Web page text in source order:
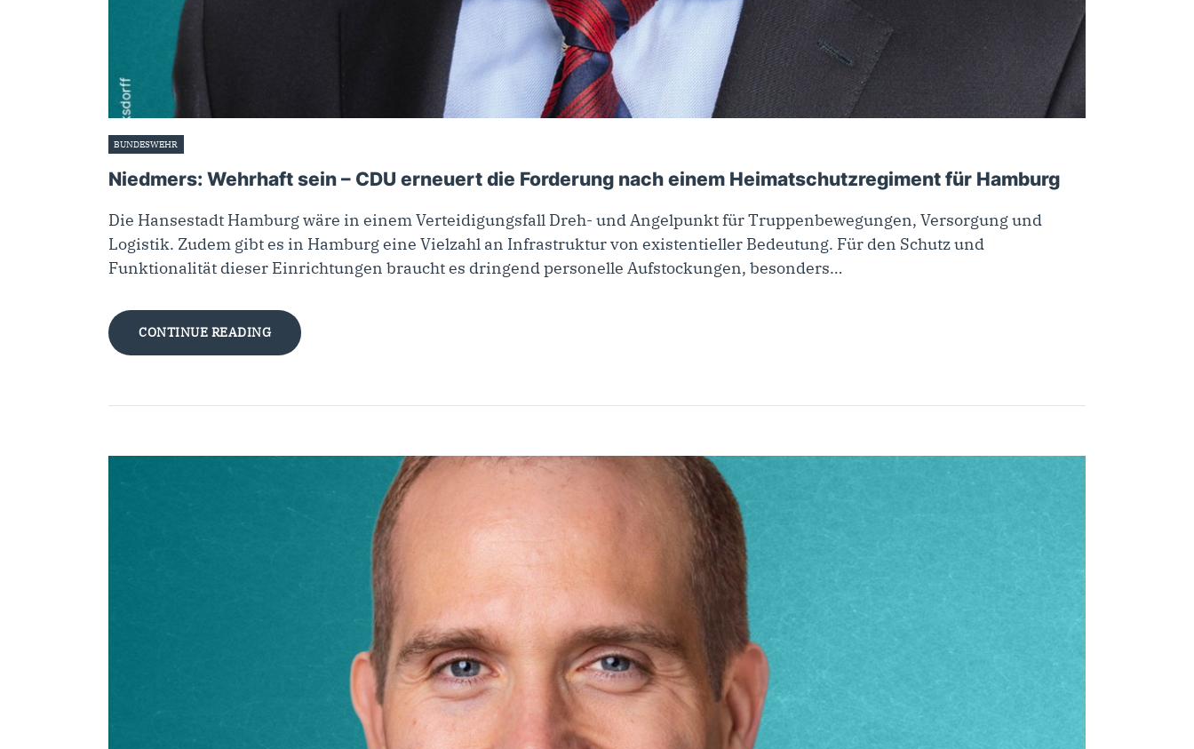
BUNDESWEHR
Niedmers: Wehrhaft sein – CDU erneuert die Forderung nach einem Heimatschutzregiment für Hamburg
Die Hansestadt Hamburg wäre in einem Verteidigungsfall Dreh- und Angelpunkt für Truppenbewegungen, Versorgung und
Logistik. Zudem gibt es in Hamburg eine Vielzahl an Infrastruktur von existentieller Bedeutung. Für den Schutz und
Funktionalität dieser Einrichtungen braucht es dringend personelle Aufstockungen, besonders…
CONTINUE READING